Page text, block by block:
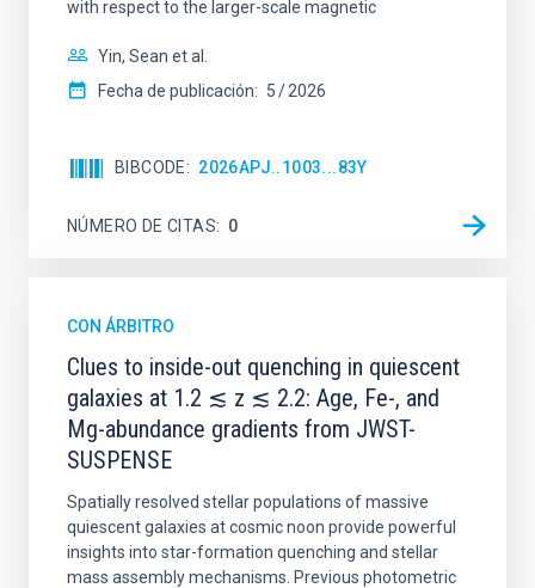
with respect to the larger-scale magnetic
Yin, Sean et al.
Fecha de publicación: 5 2026
BIBCODE 2026APJ..1003...83Y
NÚMERO DE CITAS 0
CON ÁRBITRO
Clues to inside-out quenching in quiescent
galaxies at 1.2 ≲ z ≲ 2.2: Age, Fe-, and
Mg-abundance gradients from JWST-
SUSPENSE
Spatially resolved stellar populations of massive
quiescent galaxies at cosmic noon provide powerful
insights into star-formation quenching and stellar
mass assembly mechanisms. Previous photometric